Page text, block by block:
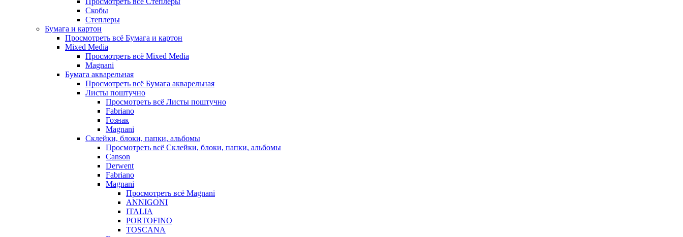
Скобы
Степлеры
Бумага и картон
Просмотреть всё Бумага и картон
Mixed Media
Просмотреть всё Mixed Media
Magnani
Бумага акварельная
Просмотреть всё Бумага акварельная
Листы поштучно
Просмотреть всё Листы поштучно
Fabriano
Гознак
Magnani
Склейки, блоки, папки, альбомы
Просмотреть всё Склейки, блоки, папки, альбомы
Canson
Derwent
Fabriano
Magnani
Просмотреть всё Magnani
ANNIGONI
ITALIA
PORTOFINO
TOSCANA